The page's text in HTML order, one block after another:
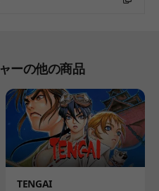
ーの他の商品
Product
TENGAI